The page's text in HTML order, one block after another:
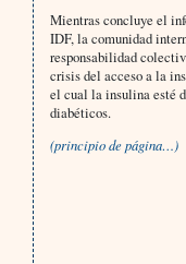
Mientras concluye el
IDF, la comunidad
responsabilidad
crisis del acceso a la
el cual la insulina esté
diabéticos.
(principio de página…)